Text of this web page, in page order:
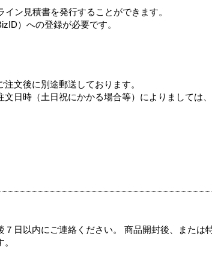
ン見積書を発行することができます。
）への登録が必要です。
文後に別途郵送しております。
日時（土日祝にかかる場合等）によりましては
日以内にご連絡ください。 商品開封後、または